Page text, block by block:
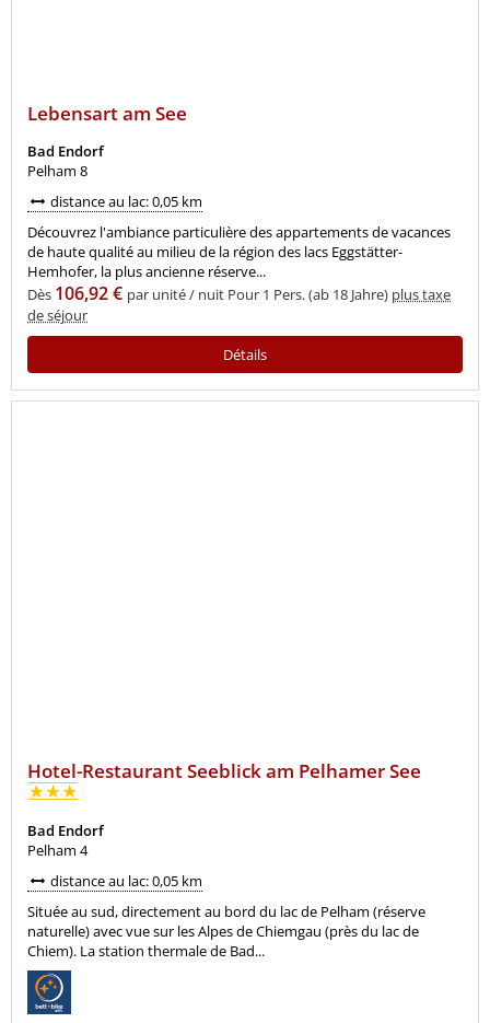
Lebensart am See
Bad Endorf
Pelham 8
distance au lac: 0,05 km
Découvrez l'ambiance particulière des appartements de vacances
de haute qualité au milieu de la région des lacs Eggstätter-
Hemhofer, la plus ancienne réserve...
Dès 106,92 € par unité / nuit Pour 1 Pers. (ab 18 Jahre) plus taxe
de séjour
Détails
Hotel-Restaurant Seeblick am Pelhamer See
Bad Endorf
Pelham 4
distance au lac: 0,05 km
Située au sud, directement au bord du lac de Pelham (réserve
naturelle) avec vue sur les Alpes de Chiemgau (près du lac de
Chiem). La station thermale de Bad...